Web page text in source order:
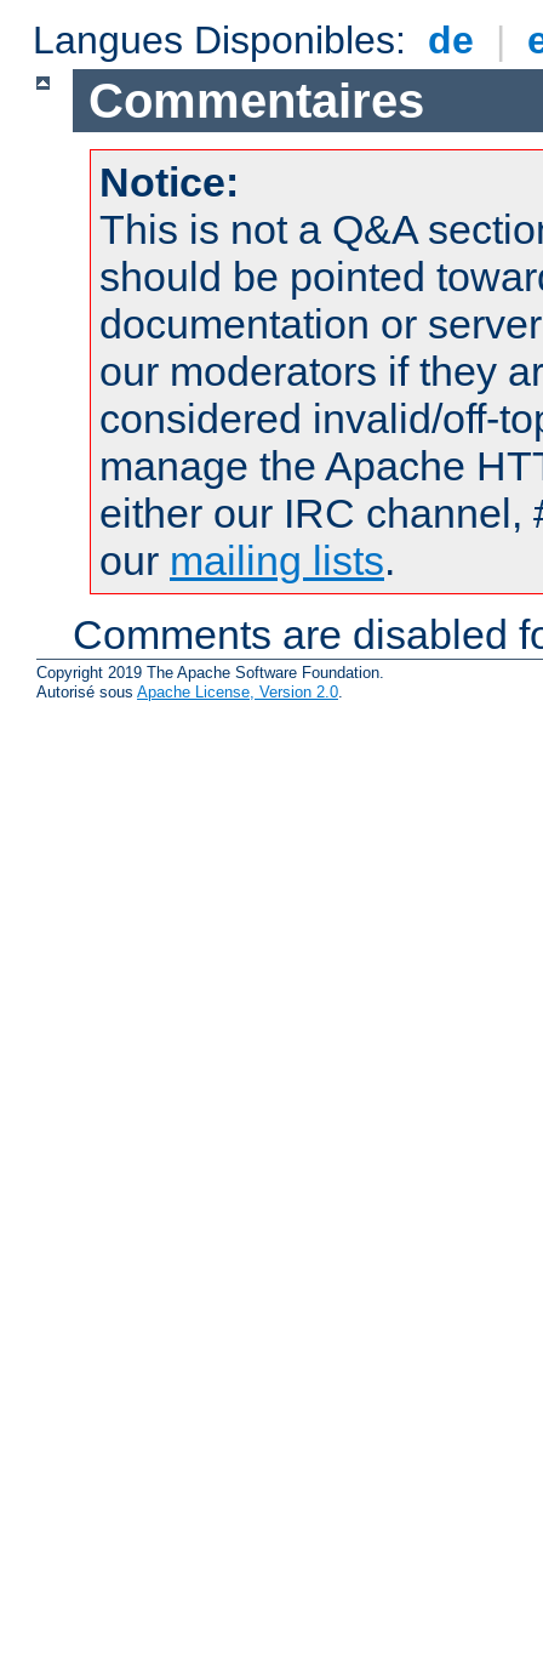
Langues Disponibles: de |
Commentaires
Notice:
This is not a Q&A
should be pointed
documentation or
our moderators if they
considered invalid/off-
manage the Apache
either our IRC channel,
our mailing lists.
Comments are disabled
Copyright 2019 The Apache Software Foundation.
Autorisé sous Apache License, Version 2.0